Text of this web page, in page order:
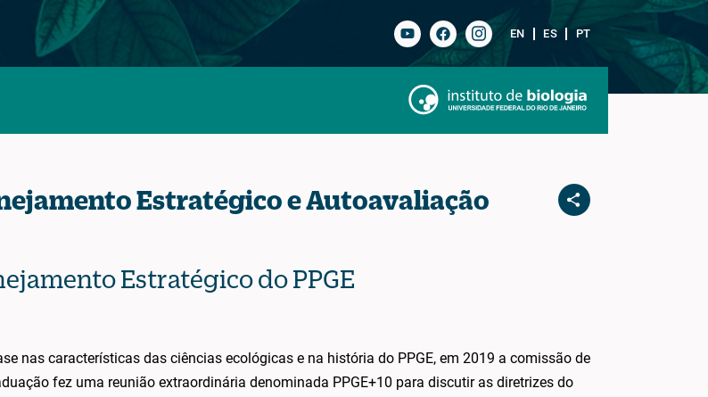
EN ES PT
Estratégico e Autoavaliação
Estratégico do PPGE
nas características das ciências ecológicas e na história do PPGE, em 2019 a comissão de
fez uma reunião extraordinária denominada PPGE+10 para discutir as diretrizes do